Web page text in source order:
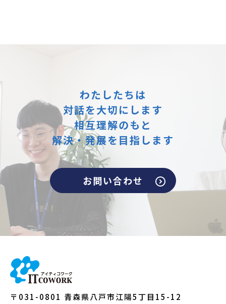
わたしたちは
対話を大切にします
相互理解のもと
解決・発展を目指します
お問い合わせ
〒031-0801 青森県八戸市江陽5丁目15-12